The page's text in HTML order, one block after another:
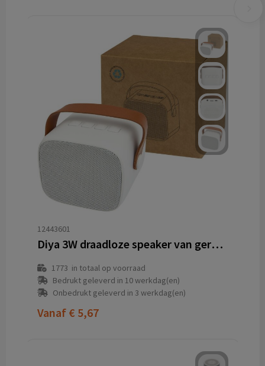
12443601
Diya 3W draadloze speaker van gerecycled plastic
1773 in totaal op voorraad
Bedrukt geleverd in 10 werkdag(en)
Onbedrukt geleverd in 3 werkdag(en)
Vanaf € 5,67